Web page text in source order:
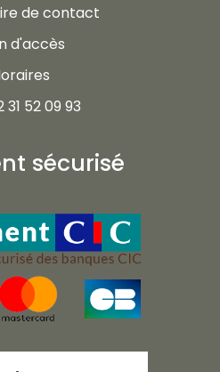
de contact
d'accès
31 52 09 93
sécurisé